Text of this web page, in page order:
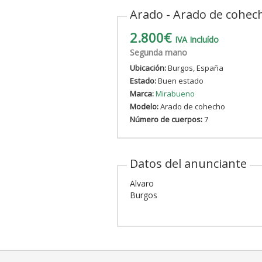
Arado - Arado de
2.800€ IVA Incluído
Segunda mano
Ubicación:Burgos, España
Estado:Buen estado
Marca:Mirabueno
Modelo:Arado de cohecho
Número de cuerpos:7
Datos del anunciante
Alvaro
Burgos